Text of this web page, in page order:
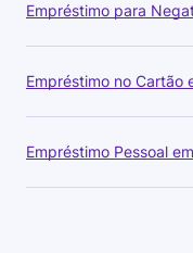
Empréstimo para
Empréstimo no Cartão
Empréstimo Pessoal